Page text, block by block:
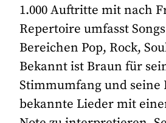
1.000 Auftritte mit nach
Repertoire umfasst
Bereichen Pop, Rock,
Bekannt ist Braun für
Stimmumfang und seine
bekannte Lieder mit